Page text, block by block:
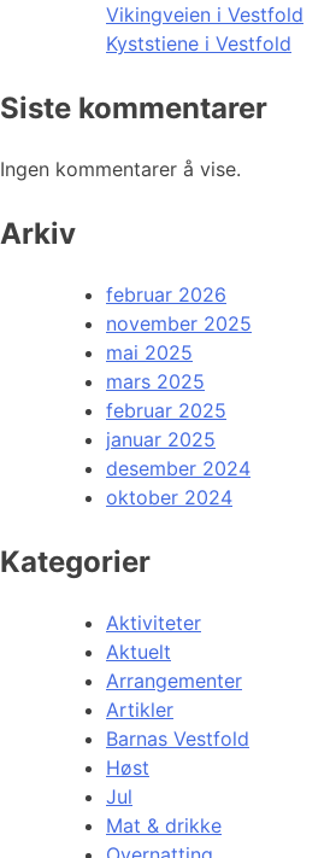
Vikingveien i Vestfold
Kyststiene i Vestfold
Siste kommentarer
Ingen kommentarer å vise.
Arkiv
februar 2026
november 2025
mai 2025
mars 2025
februar 2025
januar 2025
desember 2024
oktober 2024
Kategorier
Aktiviteter
Aktuelt
Arrangementer
Artikler
Barnas Vestfold
Høst
Jul
Mat & drikke